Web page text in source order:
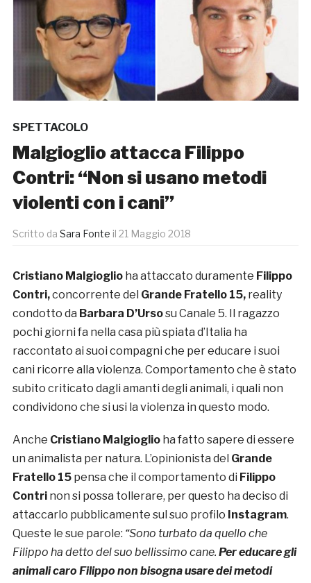
SPETTACOLO
Malgioglio attacca Filippo
Contri: “Non si usano metodi
violenti con i cani”
Scritto da Sara Fonte il 21 Maggio 2018
Cristiano Malgioglioha attaccato duramente Filippo
Contri,concorrente del Grande Fratello 15, reality
condotto da Barbara D’Ursosu Canale 5. Il ragazzo
pochi giorni fa nella casa più spiata d’Italia ha
raccontato ai suoi compagni che per educare i suoi
cani ricorre alla violenza. Comportamento che è stato
subito criticato dagli amanti degli animali, i quali non
condividono che si usi la violenza in questo modo.
Anche Cristiano Malgioglio ha fatto sapere di essere
un animalista per natura. L’opinionista del Grande
Fratello 15 pensa che il comportamento di Filippo
Contri non si possa tollerare, per questo ha deciso di
attaccarlo pubblicamente sul suo profilo Instagram.
Queste le sue parole: “Sono turbato da quello che
Filippo ha detto del suo bellissimo cane. Per educare gli
animali caro Filippo non bisogna usare dei metodi